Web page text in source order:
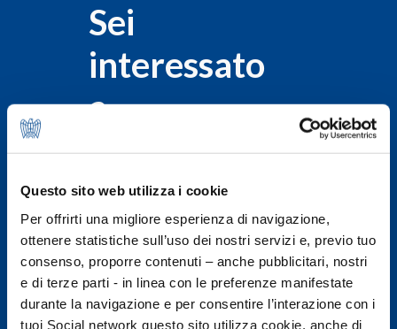
Questo sito web utilizza i cookie
Per offrirti una migliore esperienza di navigazione,
ottenere statistiche sull’uso dei nostri servizi e, previo tuo
consenso, proporre contenuti – anche pubblicitari, nostri
e di terze parti - in linea con le preferenze manifestate
durante la navigazione e per consentire l’interazione con i
tuoi Social network questo sito utilizza cookie, anche di
Sei
interessato
a
questa
startup?
Associati
subito!
Iscriviti